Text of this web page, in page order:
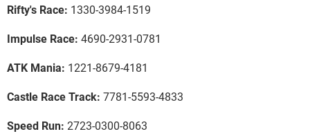
Rifty's Race: 1330-3984-1519
Impulse Race: 4690-2931-0781
ATK Mania: 1221-8679-4181
Castle Race Track: 7781-5593-4833
Speed Run: 2723-0300-8063